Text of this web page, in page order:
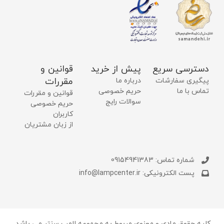
دسترسی سریع
پیگیری سفارشات
تماس با ما
پیش از خرید
درباره ما
حریم خصوصی
سوالات رایج
قوانین و
مقررات
قوانین و مقررات
حریم خصوصی
کاربران
از زبان مشتریان
شماره تماس: 09154941383
پست الکترونیکی: info@lampcenter.ir